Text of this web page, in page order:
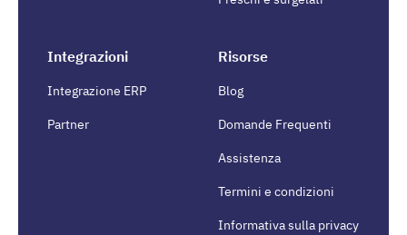
Integrazioni
Integrazione ERP
Partner
Risorse
Blog
Domande Frequenti
Assistenza
Termini e condizioni
Informativa sulla privacy